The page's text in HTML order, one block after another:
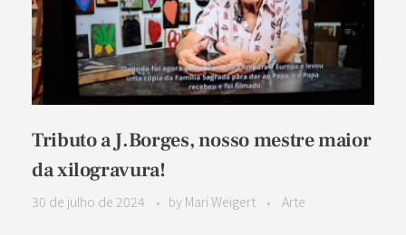
Tributo a J.Borges, nosso mestre maior
da xilogravura!
30 de julho de 2024 by Mari Weigert Arte